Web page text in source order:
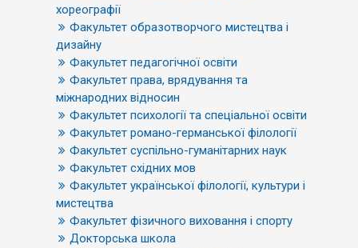
хореографії
Факультет образотворчого мистецтва і
дизайну
Факультет педагогічної освіти
Факультет права, врядування та
міжнародних відносин
Факультет психології та спеціальної освіти
Факультет романо-германської філології
Факультет суспільно-гуманітарних наук
Факультет східних мов
Факультет української філології, культури і
мистецтва
Факультет фізичного виховання і спорту
Докторська школа